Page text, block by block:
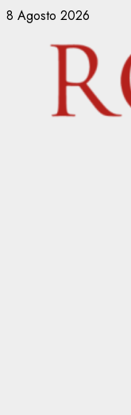
Vai
contenuto
8 Agosto 2026